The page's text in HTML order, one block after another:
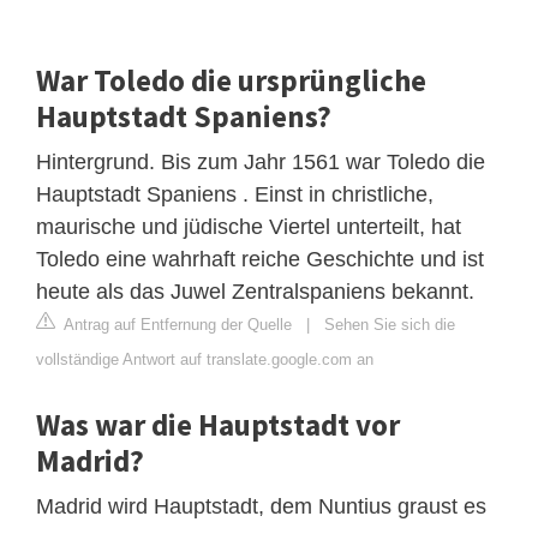
War Toledo die ursprüngliche
Hauptstadt Spaniens?
Hintergrund. Bis zum Jahr 1561 war Toledo die
Hauptstadt Spaniens . Einst in christliche,
maurische und jüdische Viertel unterteilt, hat
Toledo eine wahrhaft reiche Geschichte und ist
heute als das Juwel Zentralspaniens bekannt.
Antrag auf Entfernung der Quelle
Sehen Sie sich die
vollständige Antwort auf translate.google.com an
Was war die Hauptstadt vor
Madrid?
Madrid wird Hauptstadt, dem Nuntius graust es